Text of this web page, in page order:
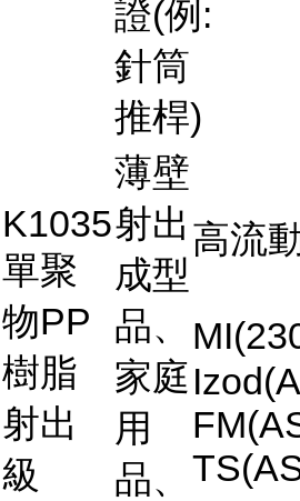
證(例:
針筒
推桿)
K1035
單聚
物PP
樹脂
射出
級
薄壁
射出
成型
品、
家庭
用
品、
高流